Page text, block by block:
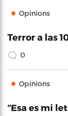
Opinions
Terror a las
0
Opinions
“Esa es mi